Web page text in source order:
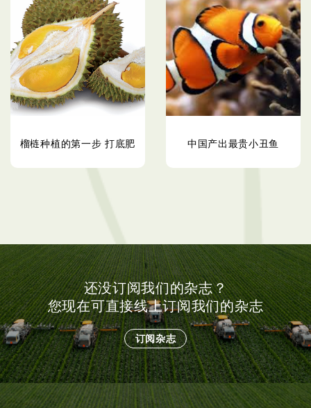
榴梿种植的第一步 打底肥 中国产出最贵小丑鱼
还没订阅我们的杂志？
您现在可直接线上订阅我们的杂志
订阅杂志